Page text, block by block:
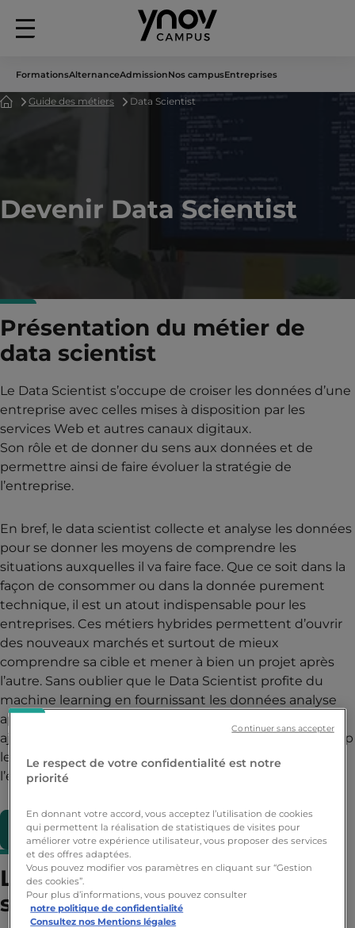
Menu
FormationsAlternanceAdmissionNos campusEntreprises
AccueilGuide des métiers Data Scientist
Devenir Data Scientist
Présentation du métier de
data scientist
Le Data Scientist s’occupe de croiser les données d’une
entreprise avec celles mises à disposition par les
services Web et autres canaux digitaux.
Son rôle et de donner du sens aux données et de
permettre ainsi de faire évoluer la stratégie de
l’entreprise.
En bref, le data scientist collecte et analyse les données
pour se donner les moyens de comprendre les
situations auxquelles il va faire face. Que ce soit dans la
façon de consommer ou dans la donnée purement
technique, il est un atout indispensable pour les
entreprises. Ces métiers hybrides permettent d’ouvrir
des nouveaux marchés et surtout de mieux
comprendre sa cible et mener à bien un projet après
l’autre. Sans oublier que le Data Scientist profite du
machine learning en fournissant les données analyse
après analyse pour créer une automatisation tout en
ajustant constamment sa trajectoire à l’inverse du deep
learning qui traite automatiquement les datas dès
l’entrée.
Découvrir la formation Informatique >
Les études pour devenir data
scientist
Le respect de votre confidentialité est notre
priorité
En donnant votre accord, vous acceptez l’utilisation de cookies
qui permettent la réalisation de statistiques de visites pour
améliorer votre expérience utilisateur, vous proposer des services
et des offres adaptées.
Vous pouvez modifier vos paramètres en cliquant sur “Gestion
des cookies”.
Pour plus d’informations, vous pouvez consulter
notre politique de confidentialité
Consultez nos Mentions légales
Continuer sans accepter